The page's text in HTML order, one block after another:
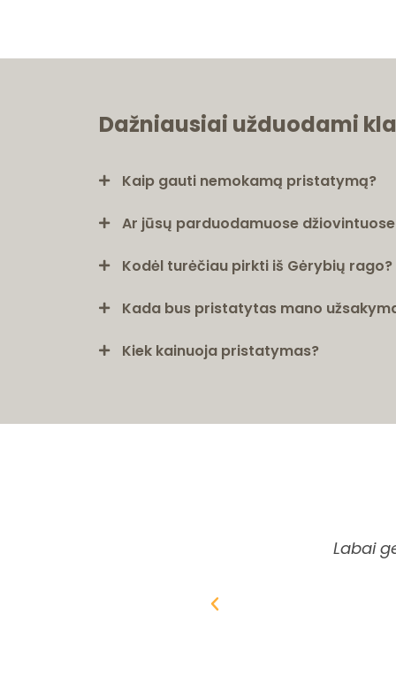
Dažniausiai užduodami
Kaip gauti nemokamą pristatymą?
Ar jūsų parduodamuose
Kodėl turėčiau pirkti iš Gėrybių rago?
Kada bus pristatytas mano
Kiek kainuoja pristatymas?
Labai